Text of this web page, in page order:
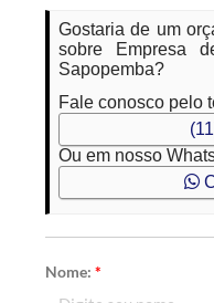
Gostaria de um
sobre Empresa
Sapopemba?
Fale conosco pelo
Ou em nosso
Nome:*